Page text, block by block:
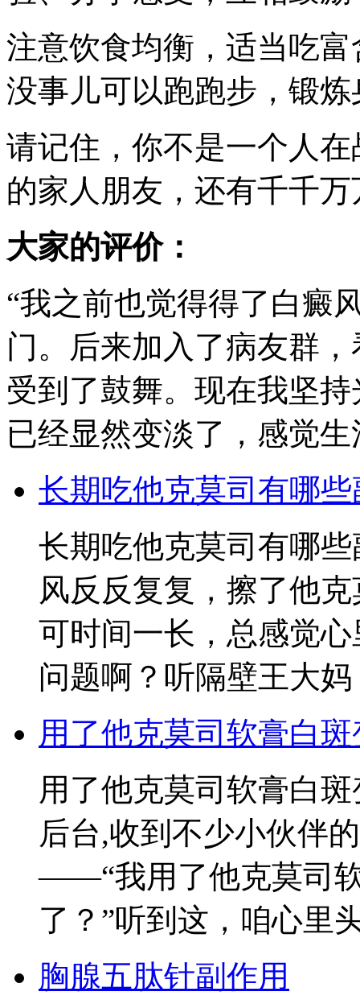
注意饮食均衡，适当吃
没事儿可以跑跑步，锻
请记住，你不是一个人
的家人朋友，还有千千
大家的评价：
“我之前也觉得得了白癜
门。后来加入了病友群
受到了鼓舞。现在我坚
已经显然变淡了，感觉
长期吃他克莫司有哪
长期吃他克莫司有哪
风反反复复，擦了他
可时间一长，总感觉
问题啊？听隔壁王大妈
用了他克莫司软膏白
用了他克莫司软膏白
后台,收到不少小伙伴
——“我用了他克莫司
了？”听到这，咱心里
胸腺五肽针副作用